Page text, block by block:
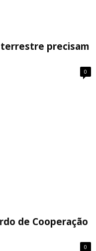
precisam
0
de Cooperação
0